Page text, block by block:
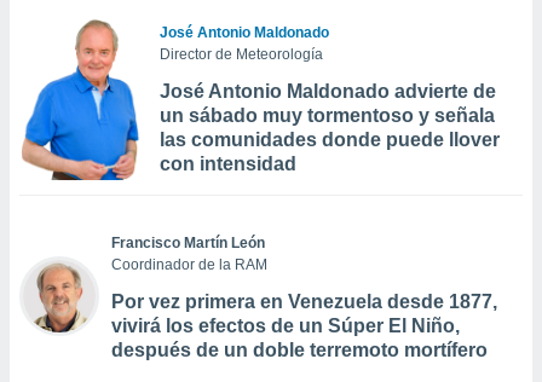
José Antonio Maldonado
Director de Meteorología
José Antonio Maldonado advierte de
un sábado muy tormentoso y señala
las comunidades donde puede llover
con intensidad
Francisco Martín León
Coordinador de la RAM
Por vez primera en Venezuela desde 1877,
vivirá los efectos de un Súper El Niño,
después de un doble terremoto mortífero